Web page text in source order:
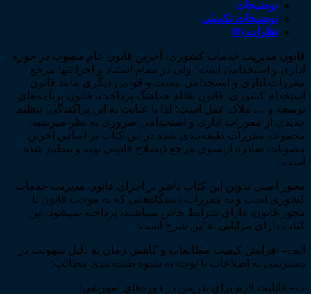
توضیحات
توضیحات تکمیلی
نظرات (0)
قانون مدیریت خدمات کشوری، آخرین قانون عام مصوب در حوزه
اداری و استخدامی است؛ ولی در مقام استناد و اجرا تنها مرجع
مقررات اداری و استخدامی نیست و قوانین دیگری مانند قانون
استخدام کشوری، قانون نظام هماهنگ پرداخت، قانون برنامه­‌های
توسعه و … ملاک عمل است؛ لذا با عنایت به این پراکندگی، تنظیم
جدیدی از مقررات اداری و استخدامی ضروری به نظر می­رسید.
مجموعه مقررات طبقه‌­بندی شده در این کتاب بر اساس آخرین
مصوبات صادره از سوی مرجع ذی­صلاح قانونی تهیه و تنظیم شده
است.
محور اصلی تدوین این کتاب ناظر بر اجرای قانون مدیریت خدمات
کشوری است و به مقررات دستگاه‌­هایی که به موجب قانون یا
مجوز قانون، دارای شرایط خاص می­باشند، پرداخته نمی­شود. این
کتاب دارای مزایایی به این شرح است:
الف– افزایش کیفیت مطالعات و کاهش زمان به دلیل سهولت در
دسترسی به اطلاعات با توجه به شیوه طبقه­‌بندی مطالب؛
ب– قابلیت لازم برای تدریس در دوره­‌های آموزشی؛